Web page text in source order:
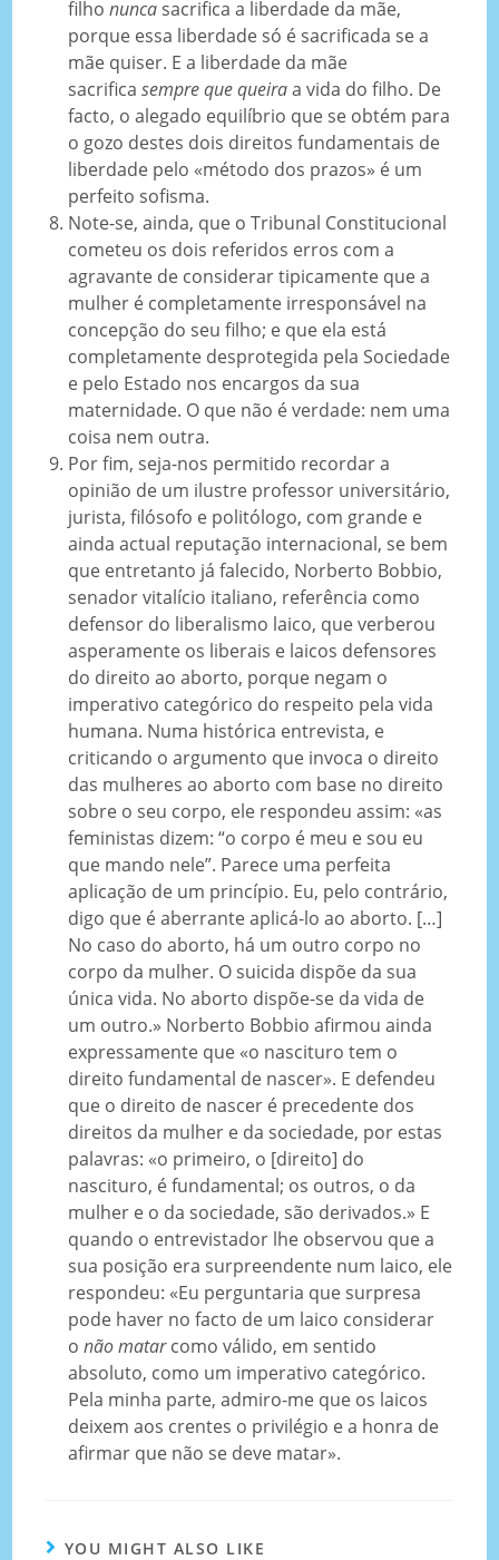
filhonunca sacrifica a liberdade da mãe,
porque essa liberdade só é sacrificada se a
mãe quiser. E a liberdade da mãe
sacrificasempre que queiraa vida do filho. De
facto, o alegado equilíbrio que se obtém para
o gozo destes dois direitos fundamentais de
liberdade pelo «método dos prazos» é um
perfeito sofisma.
Note-se, ainda, que o Tribunal Constitucional
cometeu os dois referidos erros com a
agravante de considerar tipicamente que a
mulher é completamente irresponsável na
concepção do seu filho; e que ela está
completamente desprotegida pela Sociedade
e pelo Estado nos encargos da sua
maternidade. O que não é verdade: nem uma
coisa nem outra.
Por fim, seja-nos permitido recordar a
opinião de um ilustre professor universitário,
jurista, filósofo e politólogo, com grande e
ainda actual reputação internacional, se bem
que entretanto já falecido, Norberto Bobbio,
senador vitalício italiano, referência como
defensor do liberalismo laico, que verberou
asperamente os liberais e laicos defensores
do direito ao aborto, porque negam o
imperativo categórico do respeito pela vida
humana. Numa histórica entrevista, e
criticando o argumento que invoca o direito
das mulheres ao aborto com base no direito
sobre o seu corpo, ele respondeu assim: «as
feministas dizem: “o corpo é meu e sou eu
que mando nele”. Parece uma perfeita
aplicação de um princípio. Eu, pelo contrário,
digo que é aberrante aplicá-lo ao aborto. […]
No caso do aborto, há um outro corpo no
corpo da mulher. O suicida dispõe da sua
única vida. No aborto dispõe-se da vida de
um outro.» Norberto Bobbio afirmou ainda
expressamente que «o nascituro tem o
direito fundamental de nascer». E defendeu
que o direito de nascer é precedente dos
direitos da mulher e da sociedade, por estas
palavras: «o primeiro, o [direito] do
nascituro, é fundamental; os outros, o da
mulher e o da sociedade, são derivados.» E
quando o entrevistador lhe observou que a
sua posição era surpreendente num laico, ele
respondeu: «Eu perguntaria que surpresa
pode haver no facto de um laico considerar
onão matarcomo válido, em sentido
absoluto, como um imperativo categórico.
Pela minha parte, admiro-me que os laicos
deixem aos crentes o privilégio e a honra de
afirmar que não se deve matar».
YOU MIGHT ALSO LIKE